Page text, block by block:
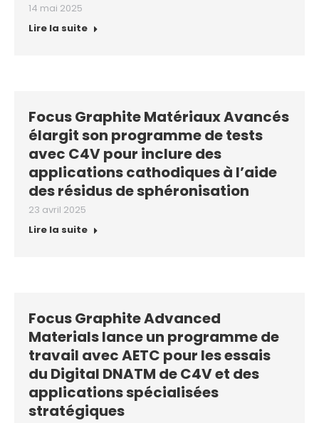
14 mai 2025
Lire la suite
Focus Graphite Matériaux Avancés
élargit son programme de tests
avec C4V pour inclure des
applications cathodiques à l’aide
des résidus de sphéronisation
23 avril 2025
Lire la suite
Focus Graphite Advanced
Materials lance un programme de
travail avec AETC pour les essais
du Digital DNATM de C4V et des
applications spécialisées
stratégiques